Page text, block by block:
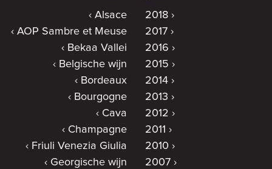
Alsace
AOP Sambre et Meuse
Bekaa Vallei
Belgische wijn
Bordeaux
Bourgogne
Cava
Champagne
Friuli Venezia Giulia
Georgische wijn
2018
2017
2016
2015
2014
2013
2012
2011
2010
2007